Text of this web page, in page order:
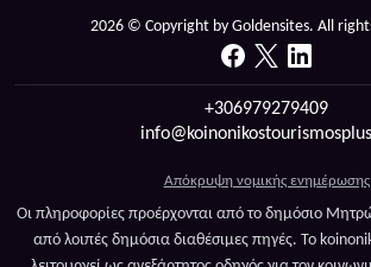
2026 © Copyright by Goldensites. All
+306979279409
Απόκρυψη νομικής ενημέρωσης
Οι πληροφορίες προέρχονται από το δημόσιο
από λοιπές δημόσια διαθέσιμες πηγές. Το